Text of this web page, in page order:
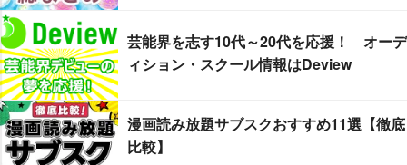
芸能界を志す10代～20代を応援！ オーデ
ィション・スクール情報はDeview
漫画読み放題サブスクおすすめ11選【徹底
比較】